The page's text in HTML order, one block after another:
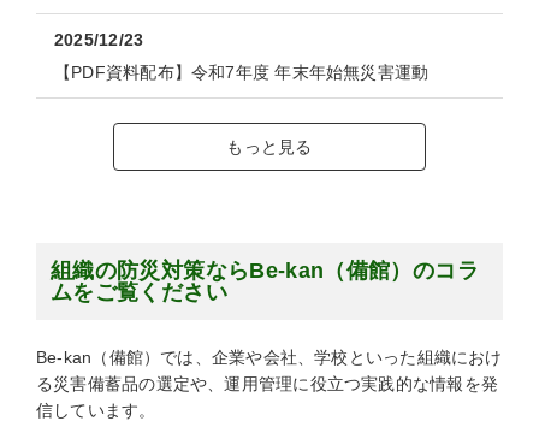
2025/12/23
【PDF資料配布】令和7年度 年末年始無災害運動
もっと見る
組織の防災対策ならBe-kan（備館）のコラ
ムをご覧ください
Be-kan（備館）では、企業や会社、学校といった組織におけ
る災害備蓄品の選定や、運用管理に役立つ実践的な情報を発
信しています。